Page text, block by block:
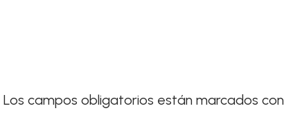
Los campos obligatorios están marcados